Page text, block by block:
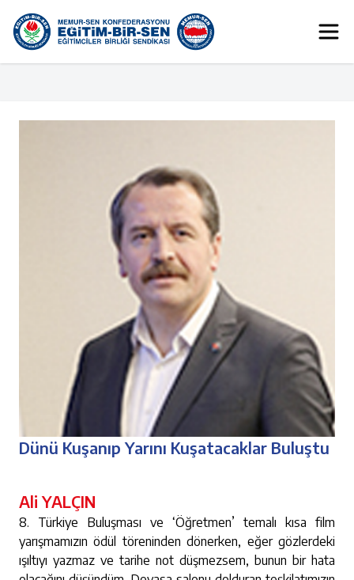
Dünü Kuşanıp Yarını Kuşatacaklar Buluştu
Ali YALÇIN
8. Türkiye Buluşması ve ‘Öğretmen’ temalı kısa film
yarışmamızın ödül töreninden dönerken, eğer gözlerdeki
ışıltıyı yazmaz ve tarihe not düşmezsem, bunun bir hata